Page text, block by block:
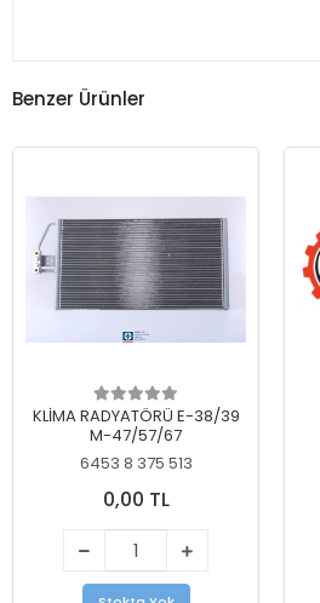
Benzer Ürünler
KLİMA RADYATÖRÜ E-38/39
M-47/57/67
6453 8 375 513
0,00 TL